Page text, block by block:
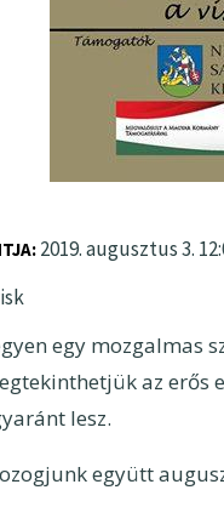
2019. augusztus 3.
egy mozgalmas
az erős
lesz.
együtt